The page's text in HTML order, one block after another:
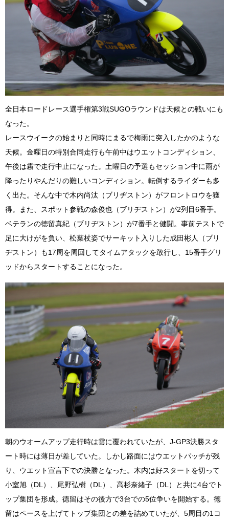
全日本ロードレース選手権第3戦SUGOラウンドは天候との戦いにも
なった。
レースウイークの始まりと同時にまるで梅雨に突入したかのような
天候。金曜日の特別合同走行も午前中はウエットコンディション、
午後は霧で走行中止になった。土曜日の予選もセッション中に雨が
降ったりやんだりの難しいコンディション。転倒するライダーも多
く出た。そんな中で木内尚汰（ブリヂストン）がフロントロウを獲
得。また、スポット参戦の森俊也（ブリヂストン）が2列目6番手。
ベテランの徳留真紀（ブリヂストン）が7番手と健闘。事前テストで
足に大けがを負い、松葉杖姿でサーキット入りした成田彬人（ブリ
ヂストン）も17周を周回してタイムアタックを敢行し、15番手グリ
ッドからスタートすることになった。
朝のウオームアップ走行時は雲に覆われていたが、J-GP3決勝スタ
ート時には薄日が差していた。しかし路面にはウエットパッチが残
り、ウエット宣言下での決勝となった。木内は好スタートを切って
小室旭（DL）、尾野弘樹（DL）、高杉奈緒子（DL）と共に4台でト
ップ集団を形成。徳留はその後方で3台での5位争いを開始する。徳
留はペースを上げてトップ集団との差を詰めていたが、5周目の1コ